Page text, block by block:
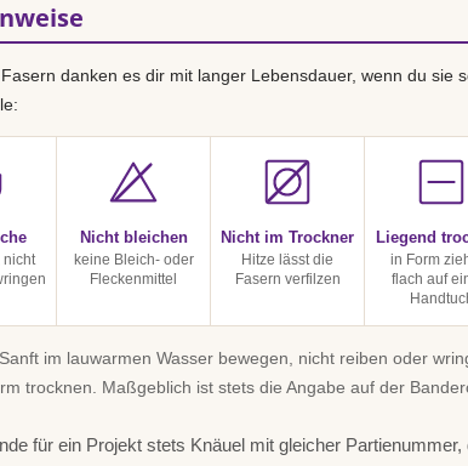
danken es dir mit langer Lebensdauer, wenn du sie
nicht
Nicht bleichen
keine Bleich- oder
Fleckenmittel
Nicht im Trockner
Hitze lässt die
Fasern verfilzen
Liegend
in Form
flach auf
Sanft im lauwarmen Wasser bewegen, nicht reiben oder
trocknen. Maßgeblich ist stets die Angabe auf der
für ein Projekt stets Knäuel mit gleicher